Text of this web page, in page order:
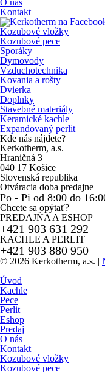
O nás
Kontakt
Kozubové vložky
Kozubové pece
Sporáky
Dymovody
Vzduchotechnika
Kovania a rošty
Dvierka
Doplnky
Stavebné materiály
Keramické kachle
Expandovaný perlit
Kde nás nájdete?
Kerkotherm, a.s.
Hraničná 3
040 17 Košice
Slovenská republika
Otváracia doba predajne
Po - Pi od 8:00 do
Chcete sa opýtať?
PREDAJŇA A ESHOP
+421 903 631 292
KACHLE A PERLIT
+421 903 880 950
© 2026 Kerkotherm, a.s. |
Úvod
Kachle
Pece
Perlit
Eshop
Predaj
O nás
Kontakt
Kozubové vložky
Kozubové pece